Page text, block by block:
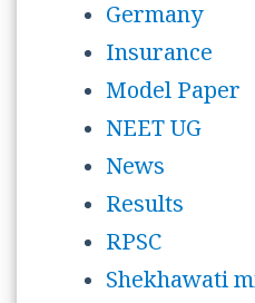
Germany
Insurance
Model Paper
NEET UG
News
Results
RPSC
Shekhawati